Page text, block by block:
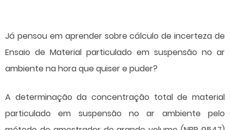
Já pensou em aprender sobre cálculo de incerteza de
Ensaio de Material particulado em suspensão no ar
ambiente na hora que quiser e puder?
A determinação da concentração total de material
particulado em suspensão no ar ambiente pelo